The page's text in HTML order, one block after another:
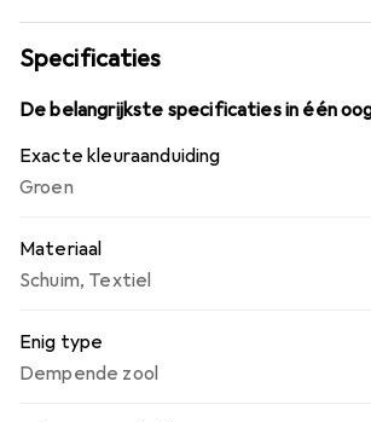
zorgt het hoog ademende schuim in
antibacteriële textieloppervlakte voor
temperatuurregulatie en minimaliseert
onaangename geuren.
Specificaties
De belangrijkste specificaties in één
Exacte kleuraanduiding
Groen
Materiaal
Schuim, Textiel
Enig type
Dempende zool